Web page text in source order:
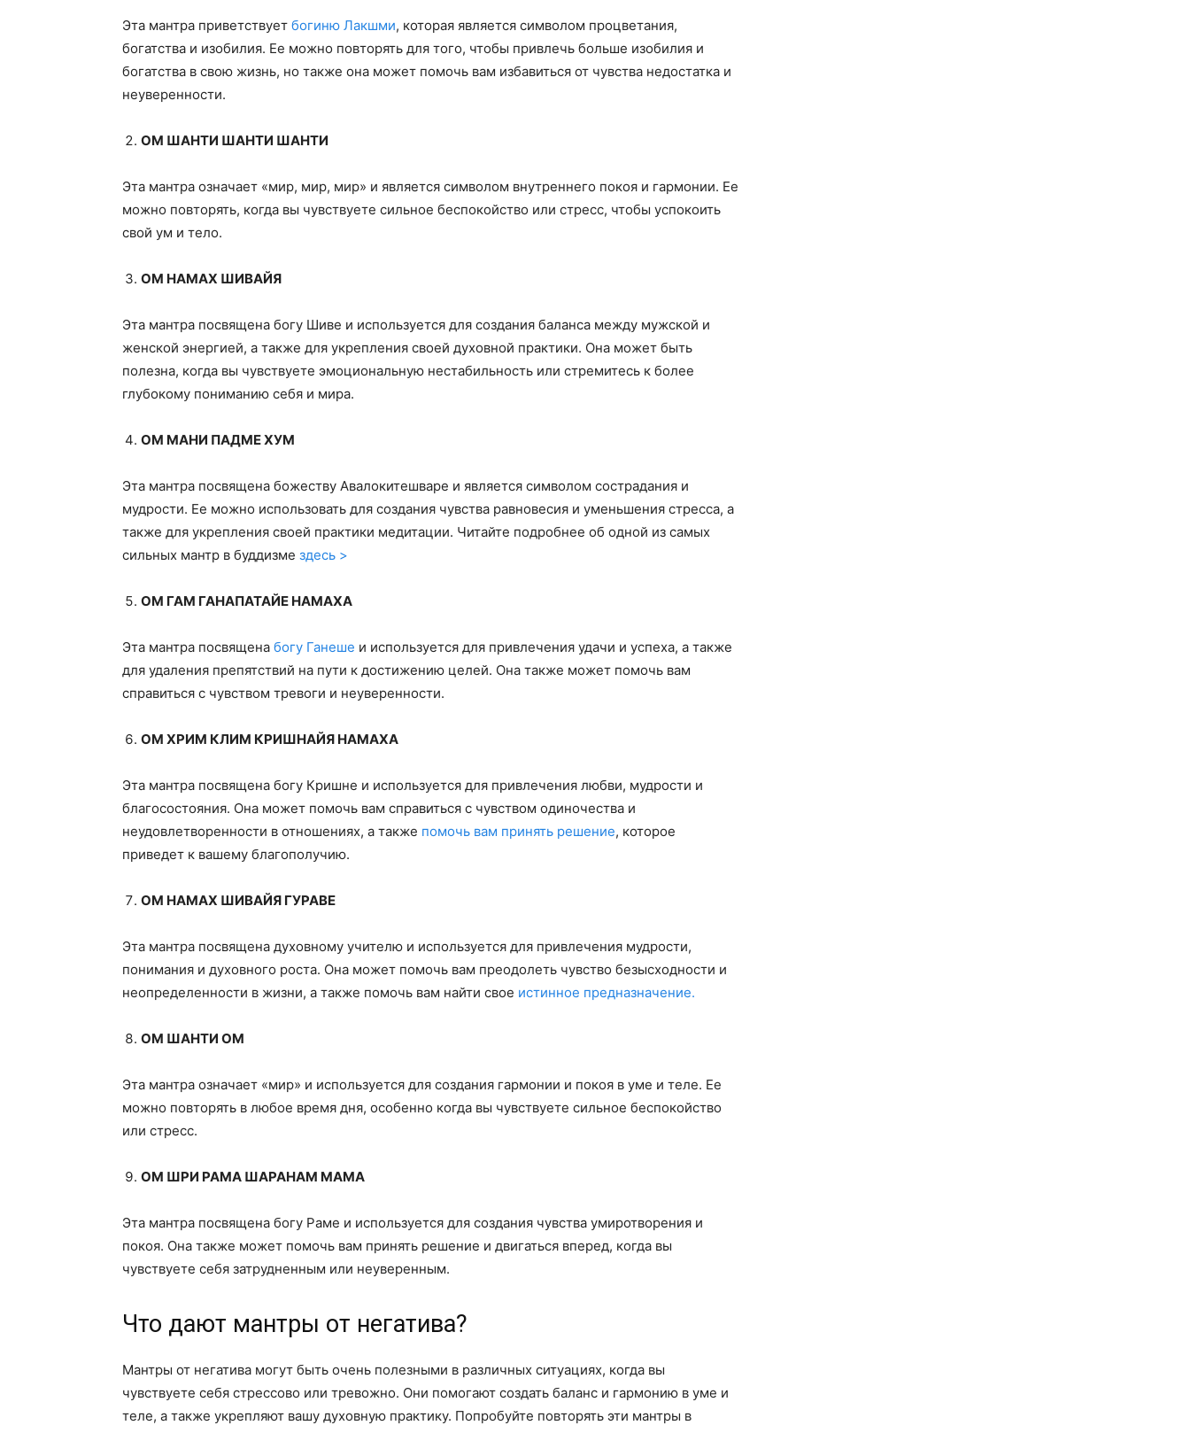
Эта мантра приветствует богиню Лакшми, которая является символом процветания,
богатства и изобилия. Ее можно повторять для того, чтобы привлечь больше изобилия и
богатства в свою жизнь, но также она может помочь вам избавиться от чувства недостатка и
неуверенности.
ОМ ШАНТИ ШАНТИ ШАНТИ
Эта мантра означает «мир, мир, мир» и является символом внутреннего покоя и гармонии. Ее
можно повторять, когда вы чувствуете сильное беспокойство или стресс, чтобы успокоить
свой ум и тело.
ОМ НАМАХ ШИВАЙЯ
Эта мантра посвящена богу Шиве и используется для создания баланса между мужской и
женской энергией, а также для укрепления своей духовной практики. Она может быть
полезна, когда вы чувствуете эмоциональную нестабильность или стремитесь к более
глубокому пониманию себя и мира.
ОМ МАНИ ПАДМЕ ХУМ
Эта мантра посвящена божеству Авалокитешваре и является символом сострадания и
мудрости. Ее можно использовать для создания чувства равновесия и уменьшения стресса, а
также для укрепления своей практики медитации. Читайте подробнее об одной из самых
сильных мантр в буддизме здесь >
ОМ ГАМ ГАНАПАТАЙЕ НАМАХА
Эта мантра посвящена богу Ганеше и используется для привлечения удачи и успеха, а также
для удаления препятствий на пути к достижению целей. Она также может помочь вам
справиться с чувством тревоги и неуверенности.
ОМ ХРИМ КЛИМ КРИШНАЙЯ НАМАХА
Эта мантра посвящена богу Кришне и используется для привлечения любви, мудрости и
благосостояния. Она может помочь вам справиться с чувством одиночества и
неудовлетворенности в отношениях, а также помочь вам принять решение, которое
приведет к вашему благополучию.
ОМ НАМАХ ШИВАЙЯ ГУРАВЕ
Эта мантра посвящена духовному учителю и используется для привлечения мудрости,
понимания и духовного роста. Она может помочь вам преодолеть чувство безысходности и
неопределенности в жизни, а также помочь вам найти свое истинное предназначение.
ОМ ШАНТИ ОМ
Эта мантра означает «мир» и используется для создания гармонии и покоя в уме и теле. Ее
можно повторять в любое время дня, особенно когда вы чувствуете сильное беспокойство
или стресс.
ОМ ШРИ РАМА ШАРАНАМ МАМА
Эта мантра посвящена богу Раме и используется для создания чувства умиротворения и
покоя. Она также может помочь вам принять решение и двигаться вперед, когда вы
чувствуете себя затрудненным или неуверенным.
Что дают мантры от негатива?
Мантры от негатива могут быть очень полезными в различных ситуациях, когда вы
чувствуете себя стрессово или тревожно. Они помогают создать баланс и гармонию в уме и
теле, а также укрепляют вашу духовную практику. Попробуйте повторять эти мантры в